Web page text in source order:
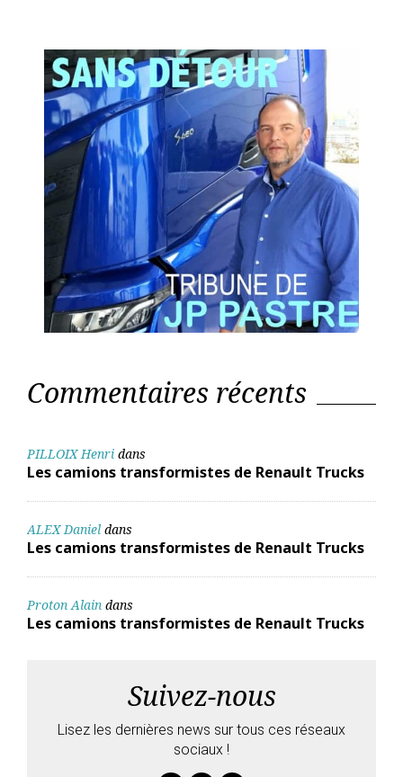
Commentaires récents
PILLOIX Henri dans
Les camions transformistes de Renault Trucks
ALEX Daniel dans
Les camions transformistes de Renault Trucks
Proton Alain dans
Les camions transformistes de Renault Trucks
Suivez-nous
Lisez les dernières news sur tous ces réseaux
sociaux !